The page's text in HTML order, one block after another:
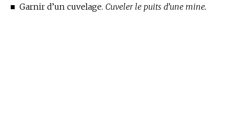
■ Garnir d’un cuvelage. Cuveler le puits d’une mine.